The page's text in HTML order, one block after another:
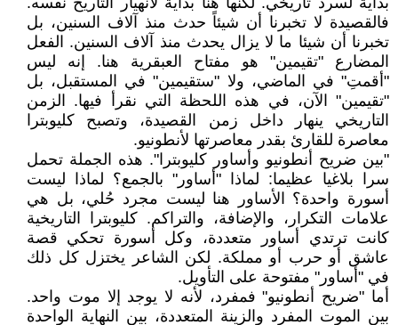
فالقصيدة لا تخبرنا أن شيئاً حدث منذ آلاف السنين، بل
تخبرنا أن شيئا ما لا يزال يحدث منذ آلاف السنين. الفعل
المضارع "تقيمين" هو مفتاح العبقرية هنا. إنه ليس
"أقمتِ" في الماضي، ولا "ستقيمين" في المستقبل، بل
"تقيمين" الآن، في هذه اللحظة التي نقرأ فيها. الزمن
التاريخي ينهار داخل زمن القصيدة، وتصبح كليوبترا
معاصرة للقارئ بقدر معاصرتها لأنطونيو.
"بين ضريح أنطونيو وأساور كليوبترا". هذه الجملة تحمل
سرا بلاغيا عظيما: لماذا "أساور" بالجمع؟ لماذا ليست
أسورة واحدة؟ الأساور هنا ليست مجرد حُلي، بل هي
علامات التكرار، والإضافة، والتراكم. كليوبترا التاريخية
كانت ترتدي أساور متعددة، وكل أسورة تحكي قصة
عاشق أو حرب أو مملكة. لكن الشاعر يختزل كل ذلك
في "أساور" مفتوحة على التأويل.
أما "ضريح أنطونيو" فمفرد، لأنه لا يوجد إلا موت واحد.
بين الموت المفرد والزينة المتعددة، بين النهاية الواحدة